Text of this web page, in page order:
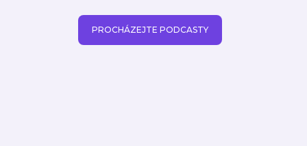
PROCHÁZEJTE PODCASTY